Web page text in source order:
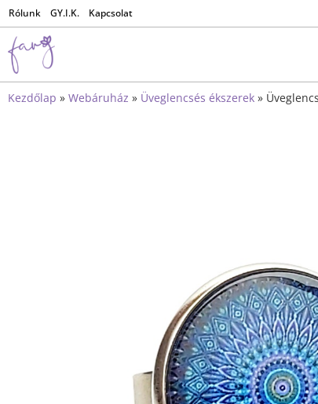
Rólunk GY.I.K. Kapcsolat
Kezdőlap » Webáruház » Üveglencsés ékszerek »